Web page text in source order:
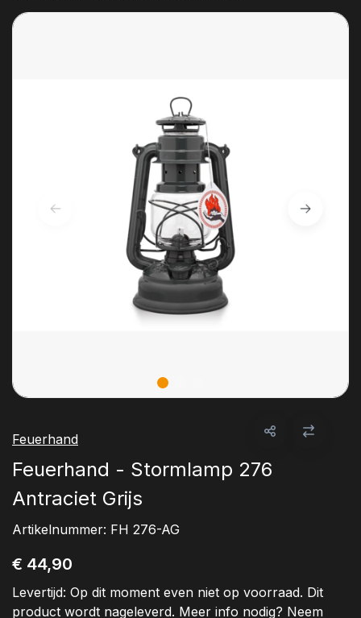
Feuerhand
Feuerhand - Stormlamp 276
Antraciet Grijs
Artikelnummer: FH 276-AG
€ 44,90
Levertijd: Op dit moment even niet op voorraad. Dit
product wordt nageleverd. Meer info nodig? Neem